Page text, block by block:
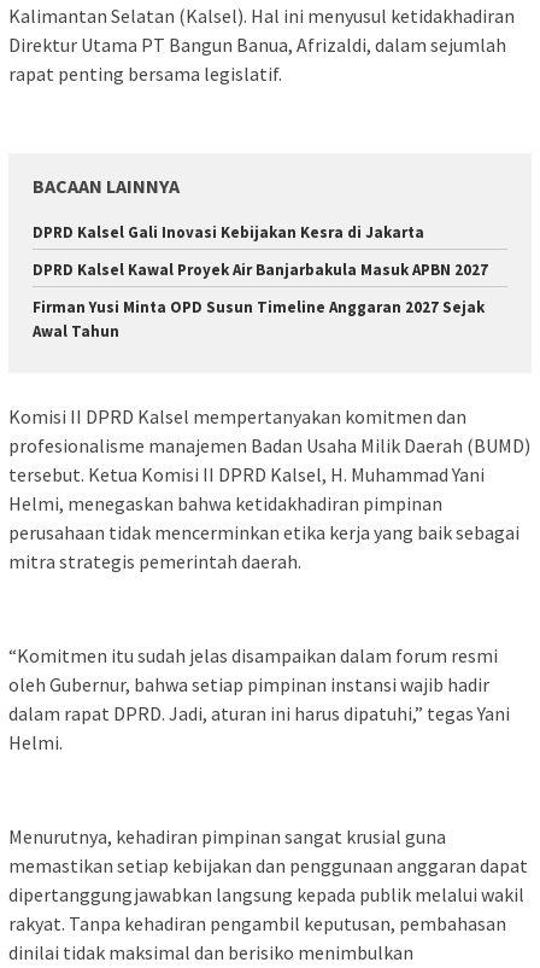
Kalimantan Selatan (Kalsel). Hal ini menyusul ketidakhadiran
Direktur Utama PT Bangun Banua, Afrizaldi, dalam sejumlah
rapat penting bersama legislatif.
BACAAN LAINNYA
DPRD Kalsel Gali Inovasi Kebijakan Kesra di Jakarta
DPRD Kalsel Kawal Proyek Air Banjarbakula Masuk APBN 2027
Firman Yusi Minta OPD Susun Timeline Anggaran 2027 Sejak
Awal Tahun
Komisi II DPRD Kalsel mempertanyakan komitmen dan
profesionalisme manajemen Badan Usaha Milik Daerah (BUMD)
tersebut. Ketua Komisi II DPRD Kalsel, H. Muhammad Yani
Helmi, menegaskan bahwa ketidakhadiran pimpinan
perusahaan tidak mencerminkan etika kerja yang baik sebagai
mitra strategis pemerintah daerah.
“Komitmen itu sudah jelas disampaikan dalam forum resmi
oleh Gubernur, bahwa setiap pimpinan instansi wajib hadir
dalam rapat DPRD. Jadi, aturan ini harus dipatuhi,” tegas Yani
Helmi.
Menurutnya, kehadiran pimpinan sangat krusial guna
memastikan setiap kebijakan dan penggunaan anggaran dapat
dipertanggungjawabkan langsung kepada publik melalui wakil
rakyat. Tanpa kehadiran pengambil keputusan, pembahasan
dinilai tidak maksimal dan berisiko menimbulkan